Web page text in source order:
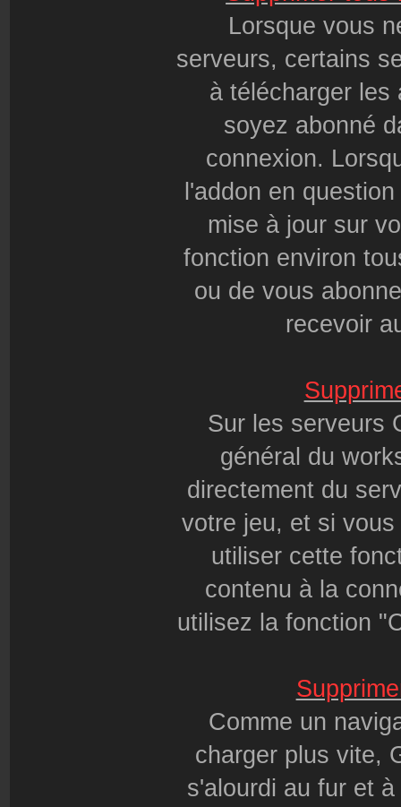
Lorsque vous
serveurs, certains
à télécharger les
soyez abonné
connexion.
l'addon en
mise à jour sur
fonction environ
ou de vous
recevoir
Sur les serveurs
général du
directement du
votre jeu, et si
utiliser cette
contenu à la
utilisez la fonction
Comme un
charger plus vite,
s'alourdi au fur et